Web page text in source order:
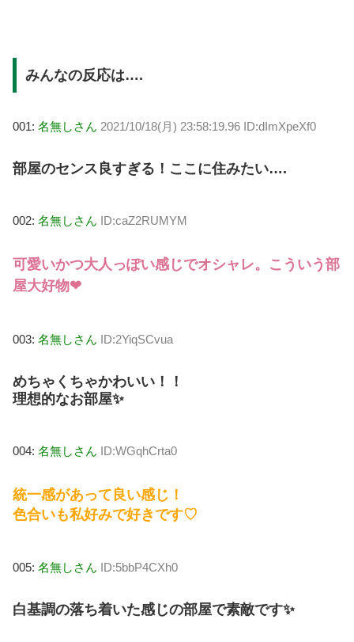
みんなの反応は….
001: 名無しさん 2021/10/18(月) 23:58:19.96 ID:dImXpeXf0
部屋のセンス良すぎる！ここに住みたい….
002: 名無しさん ID:caZ2RUMYM
可愛いかつ大人っぽい感じでオシャレ。こういう部
屋大好物❤
003: 名無しさん ID:2YiqSCvua
めちゃくちゃかわいい！！
理想的なお部屋✨
004: 名無しさん ID:WGqhCrta0
統一感があって良い感じ！
色合いも私好みで好きです♡
005: 名無しさん ID:5bbP4CXh0
白基調の落ち着いた感じの部屋で素敵です✨